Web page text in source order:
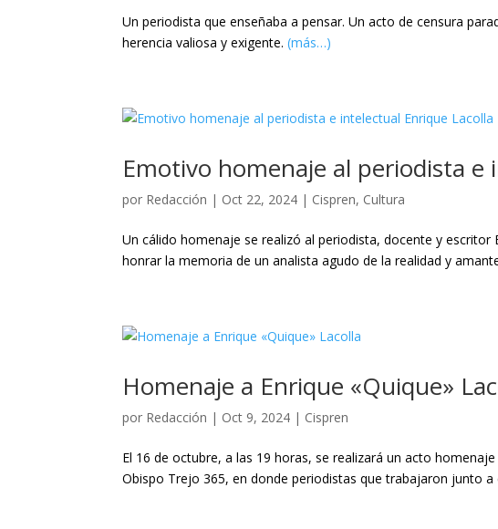
Un periodista que enseñaba a pensar. Un acto de censura
herencia valiosa y exigente.(más…)
Emotivo homenaje al periodista e
por Redacción | Oct 22, 2024 | Cispren, Cultura
Un cálido homenaje se realizó al periodista, docente y escritor
honrar la memoria de un analista agudo de la realidad y
Homenaje a Enrique «Quique»
por Redacción | Oct 9, 2024 | Cispren
El 16 de octubre, a las 19 horas, se realizará un acto
Obispo Trejo 365, en donde periodistas que trabajaron junto